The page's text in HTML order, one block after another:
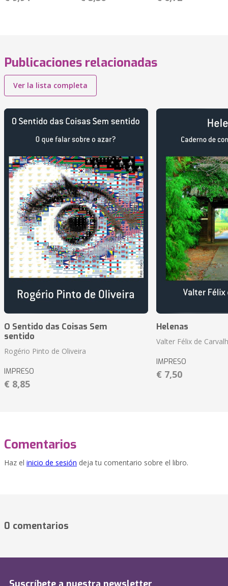
Publicaciones relacionadas
Ver la lista completa
O Sentido das Coisas Sem
sentido
Rogério Pinto de Oliveira
IMPRESO
€ 8,85
Helenas
Valter Félix de
IMPRESO
€ 7,50
Comentarios
Haz el inicio de sesión deja tu comentario sobre el libro.
0 comentarios